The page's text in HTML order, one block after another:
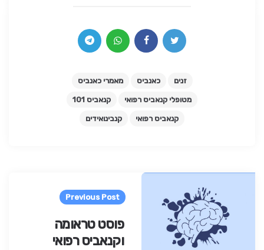
זנים כאנביס מאמרי כאנביס
מטופלי קנאביס רפואי קנאביס 101
קנאביס רפואי קנבינואידים
Post
navigation
Previous Post
פוסט טראומה
וקנאביס רפואי